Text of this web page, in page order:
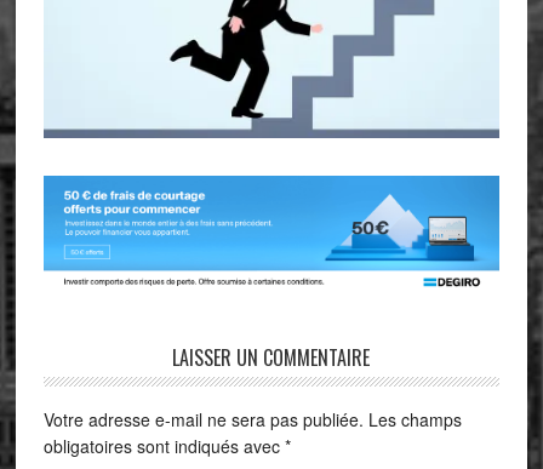
LAISSER UN COMMENTAIRE
Votre adresse e-mail ne sera pas publiée. Les champs
obligatoires sont indiqués avec *